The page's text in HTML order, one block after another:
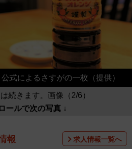
式によるさすがの一枚（提供）
続きます。画像（2/6）
ールで次の写真 ↓
報 求人情報一覧へ